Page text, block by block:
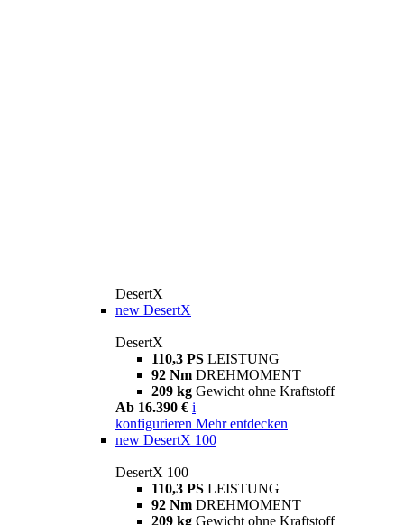
DesertX
new DesertX
DesertX
110,3 PS LEISTUNG
92 Nm DREHMOMENT
209 kg Gewicht ohne Kraftstoff
Ab 16.390 € i
konfigurieren Mehr entdecken
new DesertX 100
DesertX 100
110,3 PS LEISTUNG
92 Nm DREHMOMENT
209 kg Gewicht ohne Kraftstoff